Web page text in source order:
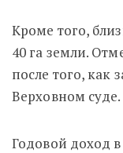
Кроме того,
40 га земли.
после того, как
Верховном суде.
Годовой доход в